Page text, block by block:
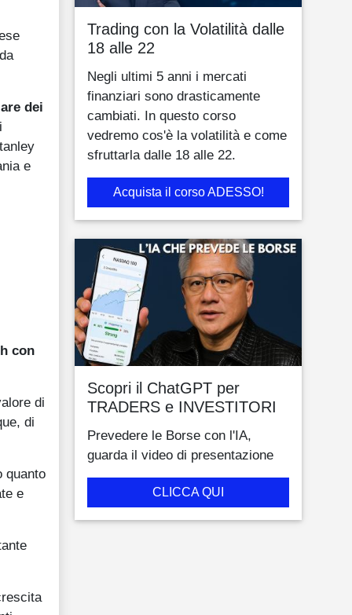
dei
e
con
di
di
quanto
e
Trading con la Volatilità dalle
18 alle 22
Negli ultimi 5 anni i mercati
finanziari sono drasticamente
cambiati. In questo corso
vedremo cos'è la volatilità e come
sfruttarla dalle 18 alle 22.
Acquista il corso ADESSO!
Scopri il ChatGPT per
TRADERS e INVESTITORI
Prevedere le Borse con l'IA,
guarda il video di presentazione
CLICCA QUI